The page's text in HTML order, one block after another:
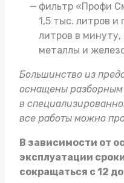
фильтр «Профи
1,5 тыс. литров и
литров в минуту,
металлы и
Большинство из
оснащены
в
все работы можно
В зависимости от
эксплуатации
сокращаться с 12